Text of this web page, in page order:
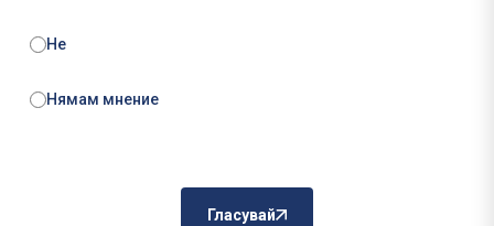
Не
Нямам мнение
Гласувай